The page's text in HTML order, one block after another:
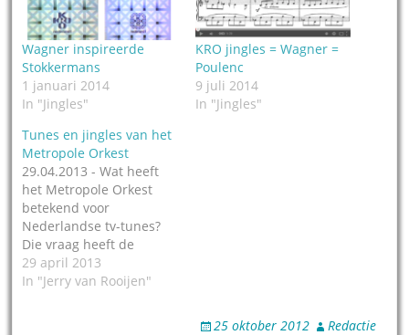
Wagner inspireerde
Stokkermans
1 januari 2014
In "Jingles"
KRO jingles = Wagner =
Poulenc
9 juli 2014
In "Jingles"
Tunes en jingles van het
Metropole Orkest
29.04.2013 - Wat heeft
het Metropole Orkest
betekend voor
Nederlandse tv-tunes?
Die vraag heeft de
website Nieuwstunes
zichzelf gesteld én heel
29 april 2013
In "Jerry van Rooijen"
25 oktober 2012 Redactie